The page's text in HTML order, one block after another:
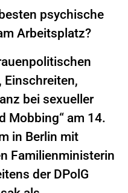
psychische
Arbeitsplatz?
Einschreiten,
bei sexueller
Mobbing“ am 14.
in Berlin mit
Familienministerin
der DPolG